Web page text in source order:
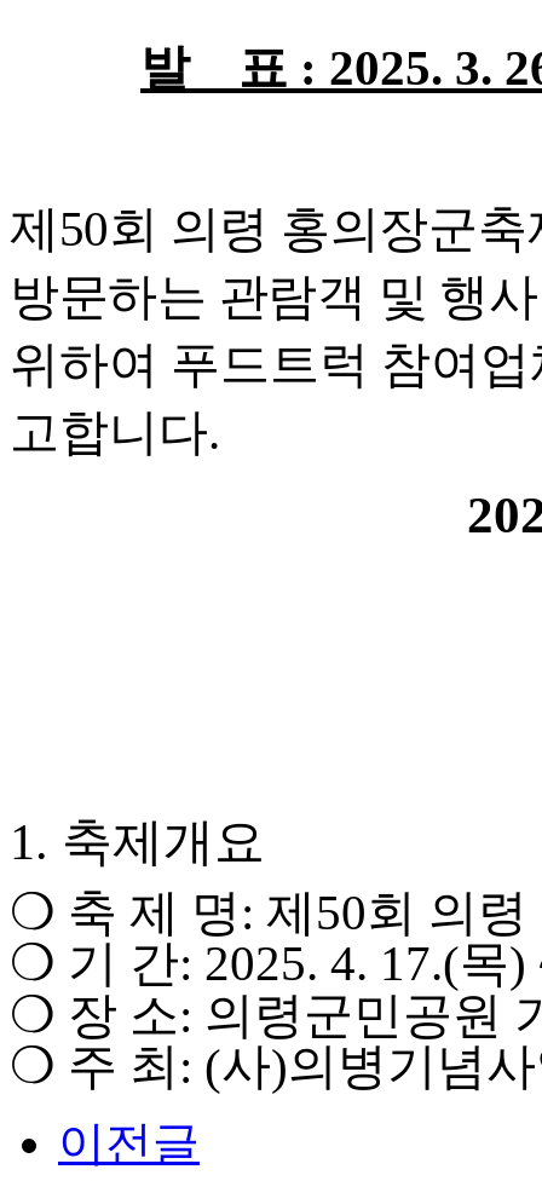
발 표 : 2025. 3.
제50회 의령 홍의장군
방문하는 관람객 및 행
위하여 푸드트럭 참여
고합니다.
1. 축제개요
❍ 축 제 명: 제 50회 의
❍ 기 간: 2025. 4. 17.(목)
❍ 장 소: 의령군민공원
❍ 주 최 : (사)의병기념
이전글